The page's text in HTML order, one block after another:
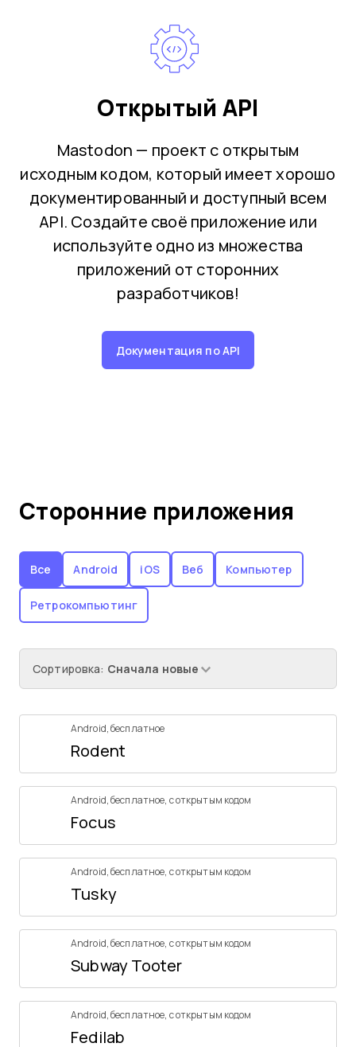
Открытый API
Mastodon — проект с открытым
исходным кодом, который имеет хорошо
документированный и доступный всем
API. Создайте своё приложение или
используйте одно из множества
приложений от сторонних
разработчиков!
Документация по API
Сторонние приложения
Все Android iOS Веб Компьютер
Ретрокомпьютинг
Сортировка: Сначала новые
Android,бесплатное
Rodent
Android,бесплатное, с открытым кодом
Focus
Android,бесплатное, с открытым кодом
Tusky
Android,бесплатное, с открытым кодом
Subway Tooter
Android,бесплатное, с открытым кодом
Fedilab